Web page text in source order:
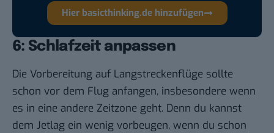
Hier basicthinking.de hinzufügen
6: Schlafzeit anpassen
Die Vorbereitung auf Langstreckenflüge sollte
schon vor dem Flug anfangen, insbesondere wenn
es in eine andere Zeitzone geht. Denn du kannst
dem Jetlag ein wenig vorbeugen, wenn du schon